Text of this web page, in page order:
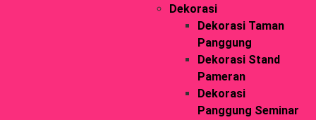
Dekorasi
Dekorasi Taman
Panggung
Dekorasi Stand
Pameran
Dekorasi
Panggung Seminar